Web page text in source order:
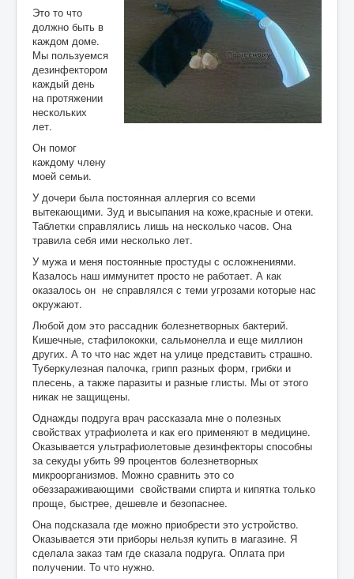
1
/
1
Это то что
должно быть в
каждом доме.
Мы пользуемся
дезинфектором
каждый день
на протяжении
нескольких
лет.
Он помог
каждому члену
моей семьи.
У дочери была постоянная аллергия со всеми
вытекающими. Зуд и высыпания на коже,красные и отеки.
Таблетки справлялись лишь на несколько часов. Она
травила себя ими несколько лет.
У мужа и меня постоянные простуды с осложнениями.
Казалось наш иммунитет просто не работает. А как
оказалось он не справлялся с теми угрозами которые нас
окружают.
Любой дом это рассадник болезнетворных бактерий.
Кишечные, стафилококки, сальмонелла и еще миллион
других. А то что нас ждет на улице представить страшно.
Туберкулезная палочка, грипп разных форм, грибки и
плесень, а также паразиты и разные глисты. Мы от этого
никак не защищены.
Однажды подруга врач рассказала мне о полезных
свойствах утрафиолета и как его применяют в медицине.
Оказывается ультрафиолетовые дезинфекторы способны
за секуды убить 99 процентов болезнетворных
микроорганизмов. Можно сравнить это со
обеззараживающими свойствами спирта и кипятка только
проще, быстрее, дешевле и безопаснее.
Она подсказала где можно приобрести это устройство.
Оказывается эти приборы нельзя купить в магазине. Я
сделала заказ там где сказала подруга. Оплата при
получении. То что нужно.